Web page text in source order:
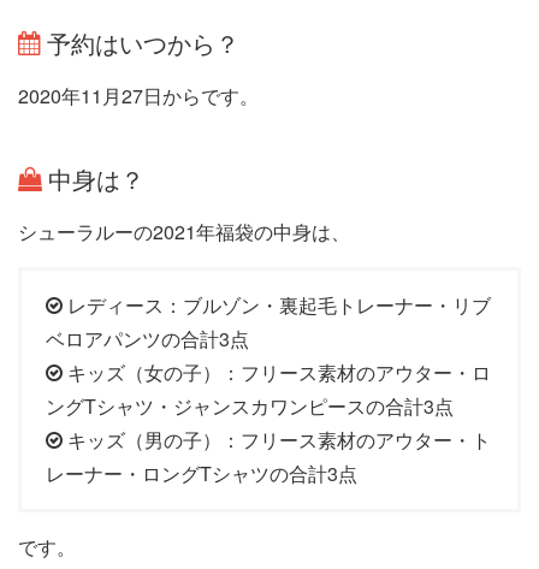
予約はいつから？
2020年11月27日からです。
中身は？
シューラルーの2021年福袋の中身は、
レディース：ブルゾン・裏起毛トレーナー・リブ
ベロアパンツの合計3点
キッズ（女の子）：フリース素材のアウター・ロ
ングTシャツ・ジャンスカワンピースの合計3点
キッズ（男の子）：フリース素材のアウター・ト
レーナー・ロングTシャツの合計3点
です。